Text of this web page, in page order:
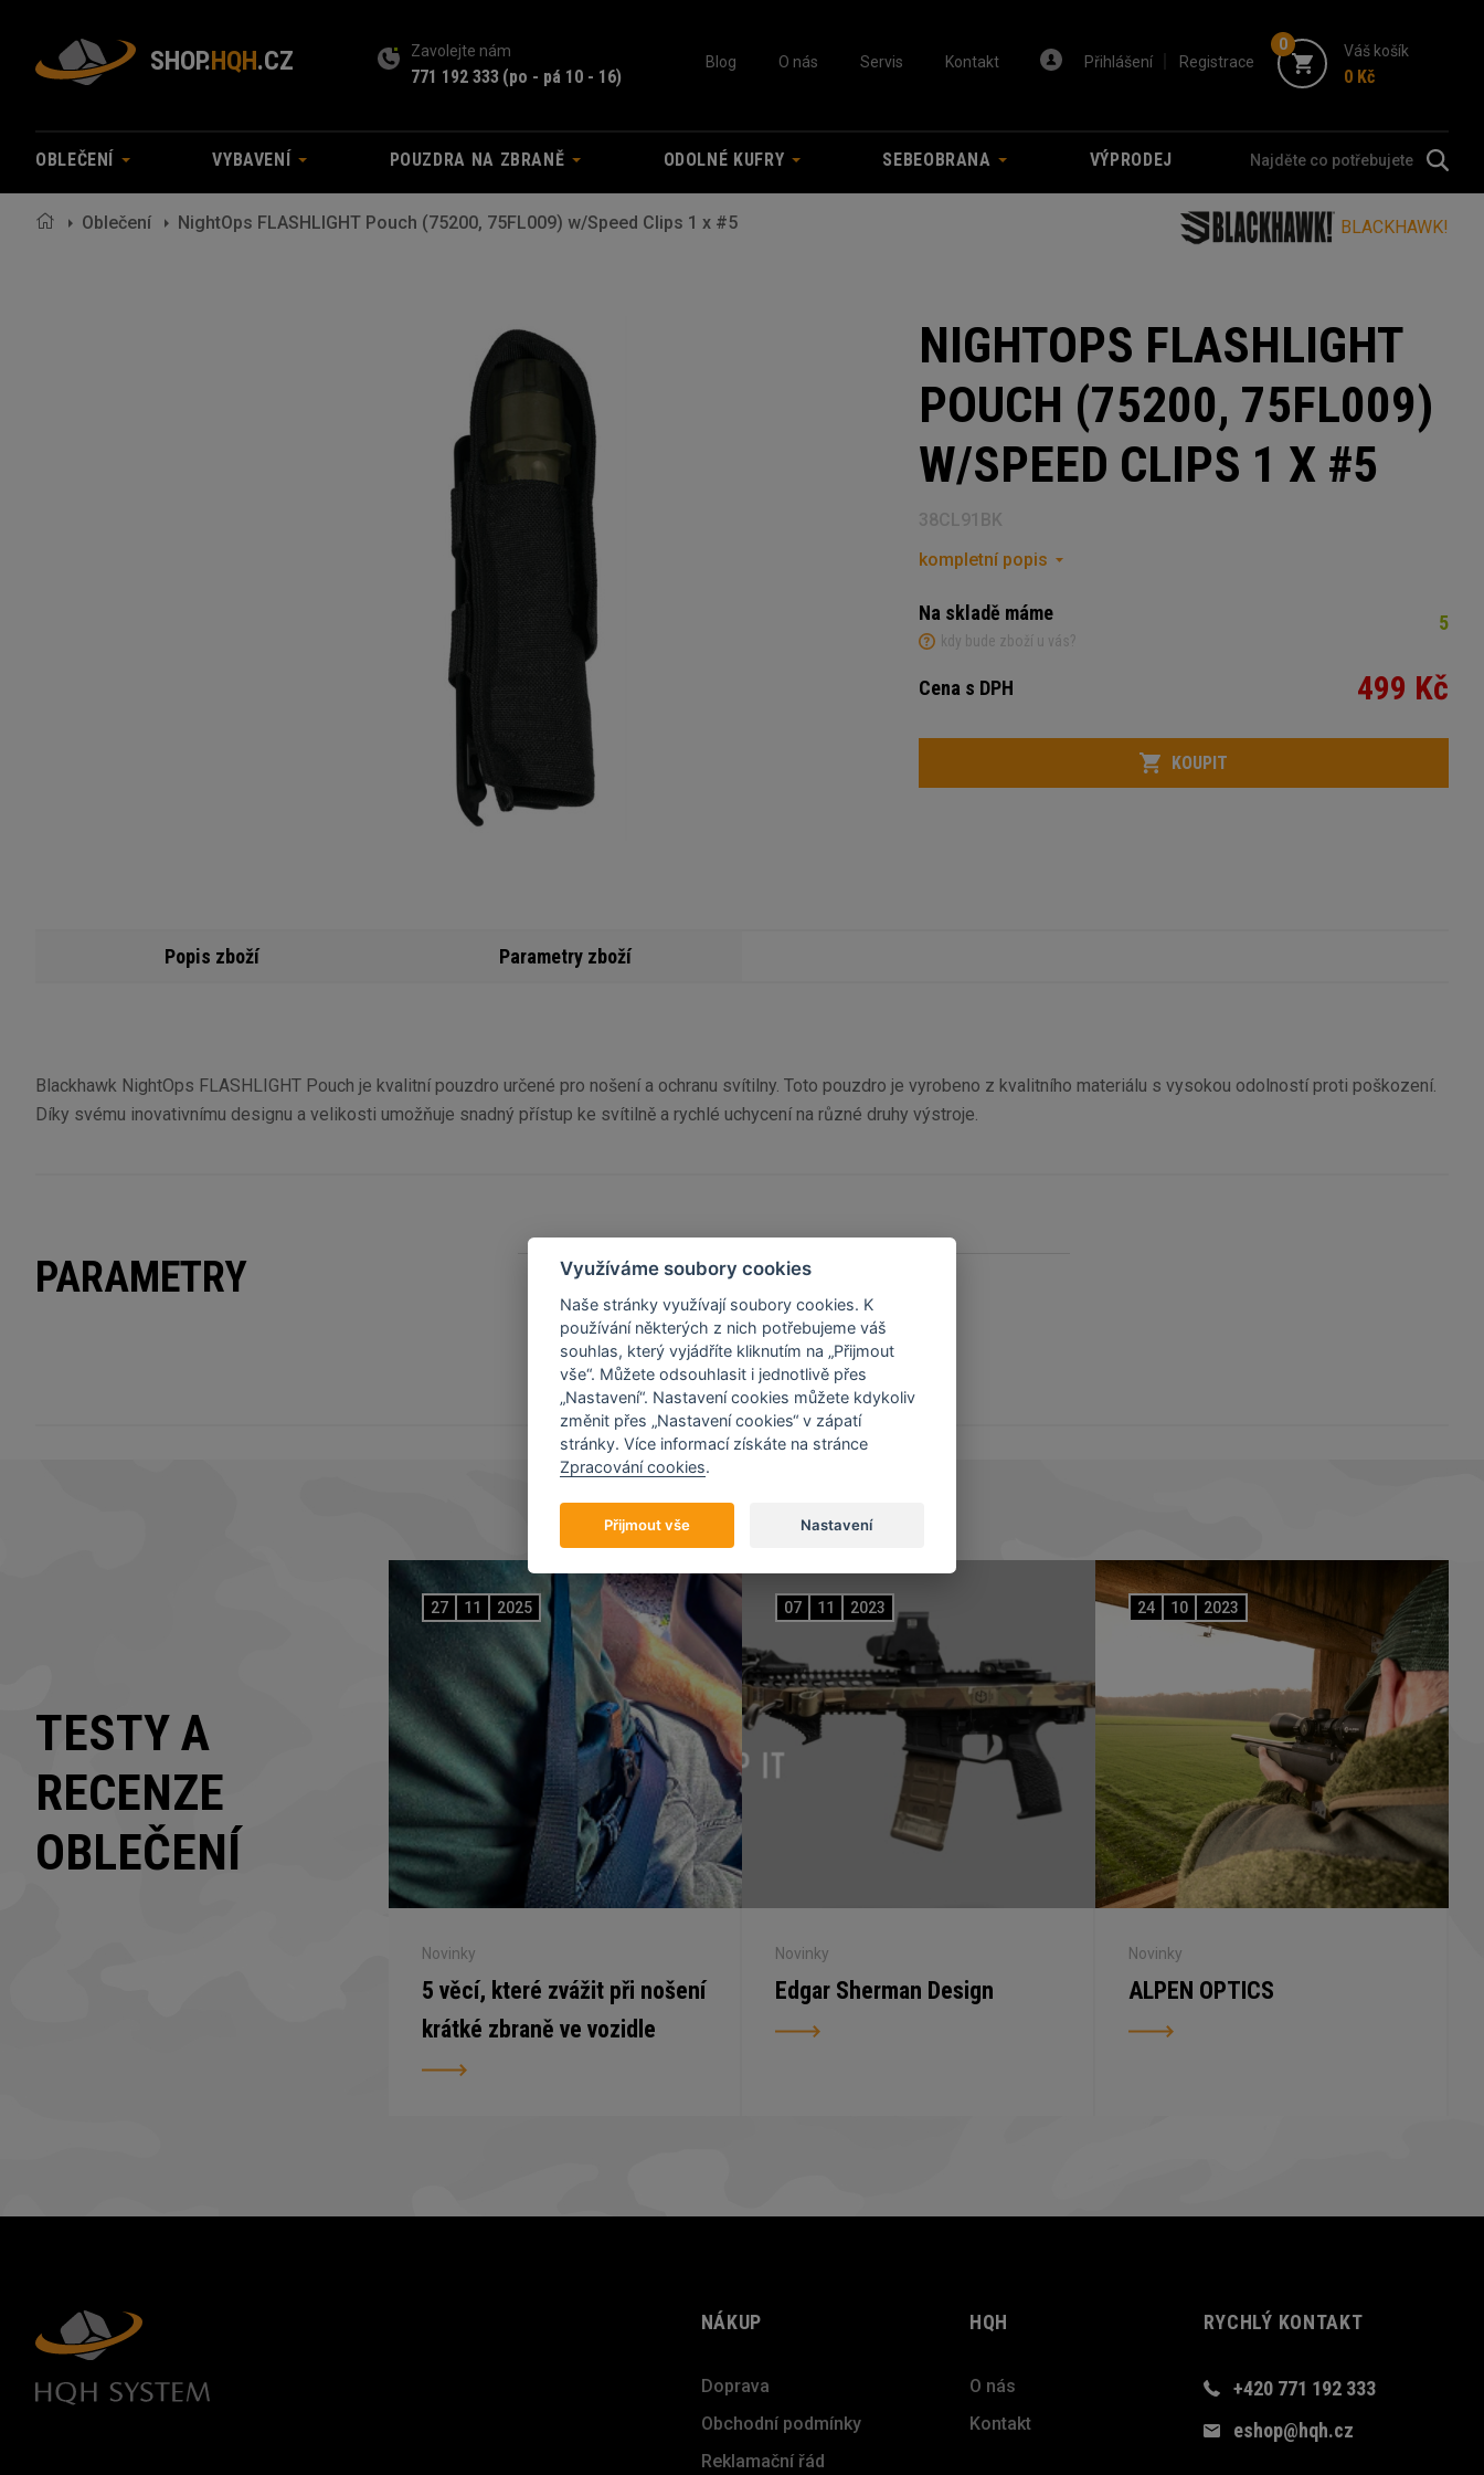
SHOP.HQH.CZ Zavolejte nám
771 192 333 (po - pá 10 - 16)
Blog O nás Servis Kontakt Přihlášení Registrace
0 Váš košík
0 Kč
OBLEČENÍ VYBAVENÍ POUZDRA NA ZBRANĚ ODOLNÉ KUFRY SEBEOBRANA VÝPRODEJ
Oblečení NightOps FLASHLIGHT Pouch (75200, 75FL009) w/Speed Clips 1 x #5 BLACKHAWK!
NIGHTOPS FLASHLIGHT
POUCH (75200, 75FL009)
W/SPEED CLIPS 1 X #5
38CL91BK
kompletní popis
Na skladě máme
kdy bude zboží u vás?
5
Cena s DPH 499 Kč
Počet
KOUPIT
Popis zboží Parametry zboží
Blackhawk NightOps FLASHLIGHT Pouch je kvalitní pouzdro určené pro nošení a ochranu svítilny. Toto pouzdro je vyrobeno z kvalitního materiálu s vysokou odolností proti poškození.
Díky svému inovativnímu designu a velikosti umožňuje snadný přístup ke svítilně a rychlé uchycení na různé druhy výstroje.
PARAMETRY Barva Černá
TESTY A
RECENZE
OBLEČENÍ
27 11 2025
Novinky
5 věcí, které zvážit při nošení
krátké zbraně ve vozidle
07 11 2023
Novinky
Edgar Sherman Design
24 10 2023
Novinky
ALPEN OPTICS
NÁKUP
Doprava
Obchodní podmínky
Reklamační řád
HQH
O nás
Kontakt
RYCHLÝ KONTAKT
+420 771 192 333
eshop@hqh.cz
Využíváme soubory cookies
Naše stránky využívají soubory cookies. K
používání některých z nich potřebujeme váš
souhlas, který vyjádříte kliknutím na „Přijmout
vše“. Můžete odsouhlasit i jednotlivě přes
„Nastavení“. Nastavení cookies můžete kdykoliv
změnit přes „Nastavení cookies“ v zápatí
stránky. Více informací získáte na stránce
Zpracování cookies.
Přijmout vše Nastavení